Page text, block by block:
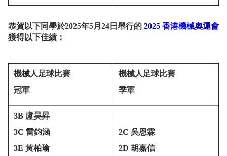
恭賀以下同學於2025年5月24日舉行的 2025 香港機械奧運會
獲得以下佳績：
機械人足球比賽
冠軍
機械人足球比賽
季軍
3B 盧昊昇
3C 雷鈞涵
3E 黃柏瑜
2C 吳恩霖
2D 胡嘉信